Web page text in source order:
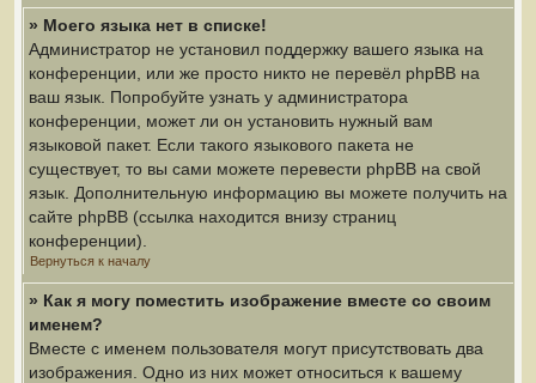
» Моего языка нет в списке!
Администратор не установил поддержку вашего языка на
конференции, или же просто никто не перевёл phpBB на
ваш язык. Попробуйте узнать у администратора
конференции, может ли он установить нужный вам
языковой пакет. Если такого языкового пакета не
существует, то вы сами можете перевести phpBB на свой
язык. Дополнительную информацию вы можете получить на
сайте phpBB (ссылка находится внизу страниц
конференции).
Вернуться к началу
» Как я могу поместить изображение вместе со своим
именем?
Вместе с именем пользователя могут присутствовать два
изображения. Одно из них может относиться к вашему